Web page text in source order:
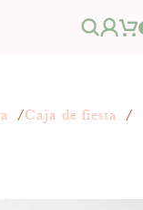
Caja de fiesta